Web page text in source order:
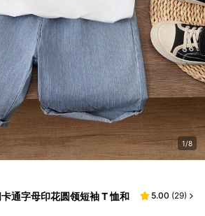
1/8
通字母印花圆领短袖 T 恤和
5.00 (29)